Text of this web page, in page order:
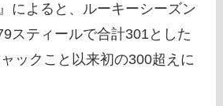
によると、ルーキーシーズン
スティールで合計301とした
ックこと以来初の300超えに